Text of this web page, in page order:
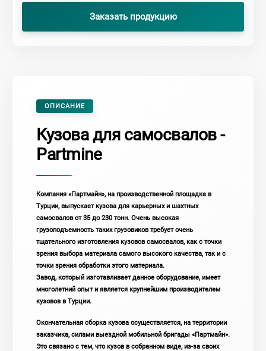
Заказать продукцию
ОПИСАНИЕ
Кузова для самосвалов -
Partmine
Компания «Партмайн», на производственной площадке в
Турции, выпускает кузова для карьерных и шахтных
самосвалов от 35 до 230 тонн. Очень высокая
грузоподъемность таких грузовиков требует очень
тщательного изготовления кузовов самосвалов, как с точки
зрения выбора материала самого высокого качества, так и с
точки зрения обработки этого материала.
Завод, который изготавливает данное оборудование, имеет
многолетний опыт и является крупнейшим производителем
кузовов в Турции.
Окончательная сборка кузова осуществляется, на территории
заказчика, силами выездной мобильной бригады «Партмайн».
Это связано с тем, что кузов в собранном виде, из-за своих